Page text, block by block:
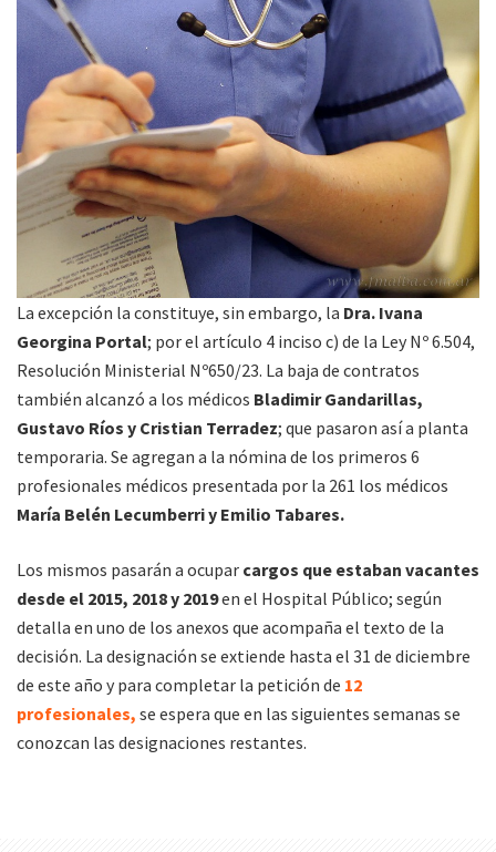
La excepción la constituye, sin embargo, la Dra. Ivana
Georgina Portal; por el artículo 4 inciso c) de la Ley Nº 6.504,
Resolución Ministerial Nº650/23. La baja de contratos
también alcanzó a los médicos Bladimir Gandarillas,
Gustavo Ríos y Cristian Terradez; que pasaron así a planta
temporaria. Se agregan a la nómina de los primeros 6
profesionales médicos presentada por la 261 los médicos
María Belén Lecumberri y Emilio Tabares.
Los mismos pasarán a ocupar cargos que estaban vacantes
desde el 2015, 2018 y 2019en el Hospital Público; según
detalla en uno de los anexos que acompaña el texto de la
decisión. La designación se extiende hasta el 31 de diciembre
de este año y para completar la petición de 12
profesionales, se espera que en las siguientes semanas se
conozcan las designaciones restantes.